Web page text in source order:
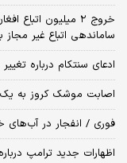
ساماندهی اتباع غیر
ادعای سنتکام درباره تغییر مسیر 55 کشتی در
اصابت موشک کروز به
فوری / انفجار در آب‌های
اظهارات جدید ترامپ